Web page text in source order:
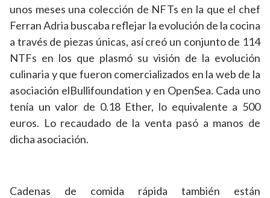
unos meses una colección de NFTs en la que el chef
Ferran Adria buscaba reflejar la evolución de la cocina
a través de piezas únicas, así creó un conjunto de 114
NTFs en los que plasmó su visión de la evolución
culinaria y que fueron comercializados en la web de la
asociación elBullifoundation y en OpenSea. Cada uno
tenía un valor de 0.18 Ether, lo equivalente a 500
euros. Lo recaudado de la venta pasó a manos de
dicha asociación.
Cadenas de comida rápida también están